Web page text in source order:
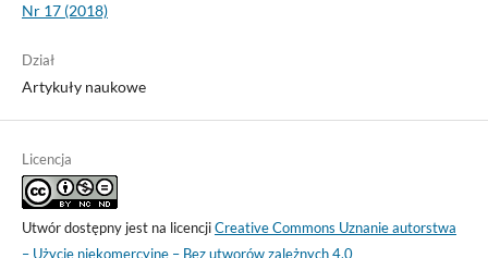
Nr 17 (2018)
Dział
Artykuły naukowe
Licencja
Utwór dostępny jest na licencjiCreative Commons Uznanie autorstwa
– Użycie niekomercyjne – Bez utworów zależnych 4.0